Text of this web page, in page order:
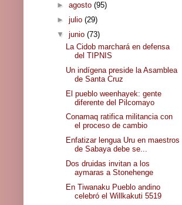
► agosto (95)
► julio (29)
▼ junio (73)
La Cidob marchará en defensa
del TIPNIS
Un indígena preside la Asamblea
de Santa Cruz
El pueblo weenhayek: gente
diferente del Pilcomayo
Conamaq ratifica militancia con
el proceso de cambio
Enfatizar lengua Uru en maestros
de Sabaya debe se...
Dos druidas invitan a los
aymaras a Stonehenge
En Tiwanaku Pueblo andino
celebró el Willkakuti 5519